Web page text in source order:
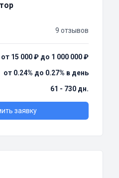
9 отзывов
от 15 000 ₽ до 1 000 000 ₽
от 0.24% до 0.27% в день
61 - 730 дн.
заявку